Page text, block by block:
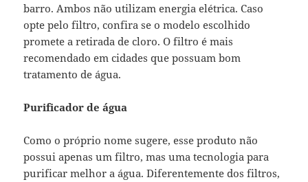
barro. Ambos não utilizam energia elétrica. Caso
opte pelo filtro, confira se o modelo escolhido
promete a retirada de cloro. O filtro é mais
recomendado em cidades que possuam bom
tratamento de água.
Purificador de água
Como o próprio nome sugere, esse produto não
possui apenas um filtro, mas uma tecnologia para
purificar melhor a água. Diferentemente dos filtros,